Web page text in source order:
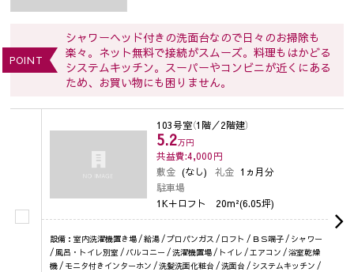
POINT
シャワーヘッド付きの洗面台なので日々のお掃除も
楽々。ネット無料で接続がスムーズ。料理もはかどる
システムキッチン。スーパーやコンビニが近くにある
ため、お買い物にも困りません。
103号室（1階／2階建）
5.2万円
共益費:4,000円
敷金 (なし) 礼金 1ヵ月分
駐車場
1K＋ロフト
20m²(6.05坪)
設備：室内洗濯機置き場 / 給湯 / プロパンガス / ロフト / ＢＳ端子 / シャワー
/ 風呂・トイレ別室 / バルコニー / 洗濯機置場 / トイレ / エアコン / 浴室乾燥
機 / モニタ付きインターホン / 洗髪洗面化粧台 / 洗面台 / システムキッチン /